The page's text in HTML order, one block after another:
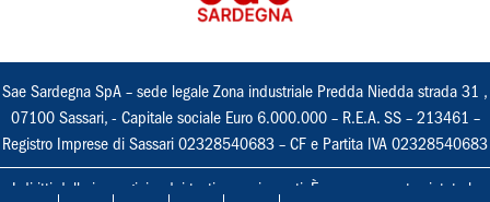
Sae Sardegna SpA – sede legale Zona industriale Predda Niedda strada 31 ,
07100 Sassari, - Capitale sociale Euro 6.000.000 – R.E.A. SS – 213461 –
Registro Imprese di Sassari 02328540683 – CF e Partita IVA 02328540683
I diritti delle immagini e dei testi sono riservati. È espressamente vietata la